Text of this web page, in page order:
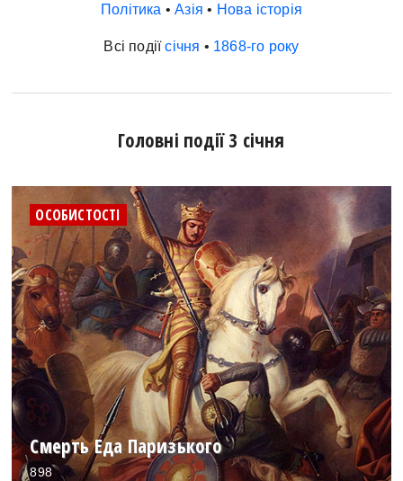
Політика •Азія • Нова історія
Всі подіїсічня • 1868-го року
Головні події 3 січня
ОСОБИСТОСТІ
Смерть Еда Паризького
898